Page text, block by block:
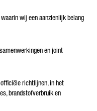
wij een aanzienlijk belang
en joint
richtlijnen, in het
brandstofverbruik en